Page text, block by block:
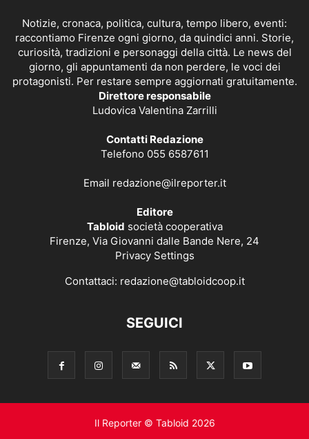
Notizie, cronaca, politica, cultura, tempo libero, eventi:
raccontiamo Firenze ogni giorno, da quindici anni. Storie,
curiosità, tradizioni e personaggi della città. Le news del
giorno, gli appuntamenti da non perdere, le voci dei
protagonisti. Per restare sempre aggiornati gratuitamente.
Direttore responsabile
Ludovica Valentina Zarrilli
Contatti Redazione
Telefono 055 6587611
Email redazione@ilreporter.it
Editore
Tabloid società cooperativa
Firenze, Via Giovanni dalle Bande Nere, 24
Privacy Settings
Contattaci: redazione@tabloidcoop.it
SEGUICI
Il Reporter © Tabloid 2026